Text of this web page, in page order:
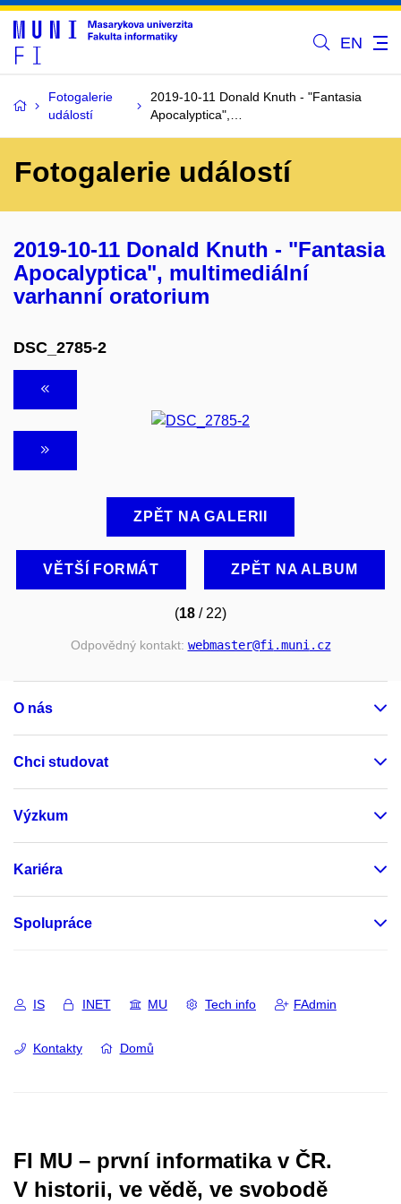
EN
Fotogalerie
událostí
2019-10-11 Donald Knuth - "Fantasia
Apocalyptica",…
Fotogalerie událostí
2019-10-11 Donald Knuth - "Fantasia
Apocalyptica", multimediální
varhanní oratorium
DSC_2785-2
ZPĚT NA GALERII
VĚTŠÍ FORMÁT ZPĚT NA ALBUM
(18 / 22)
Odpovědný kontakt: webmaster@fi.muni.cz
O nás
Chci studovat
Výzkum
Kariéra
Spolupráce
IS INET MU Tech info FAdmin
Kontakty Domů
FI MU – první informatika v ČR.
V historii, ve vědě, ve svobodě